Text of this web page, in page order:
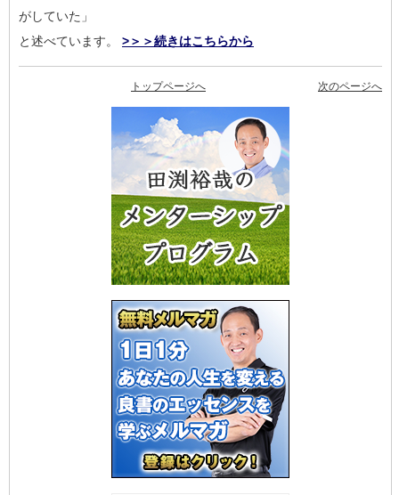
がしていた」
と述べています。 >＞＞続きはこちらから
次のページへ
トップページへ